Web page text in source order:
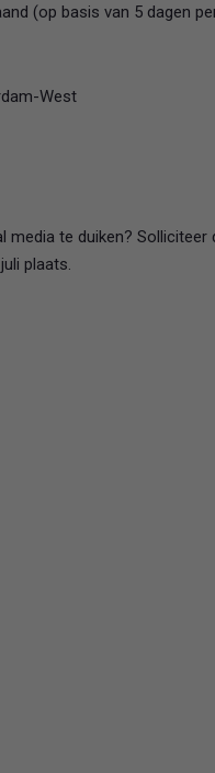
(op basis van 5 dagen
West
te duiken? Solliciteer
plaats.